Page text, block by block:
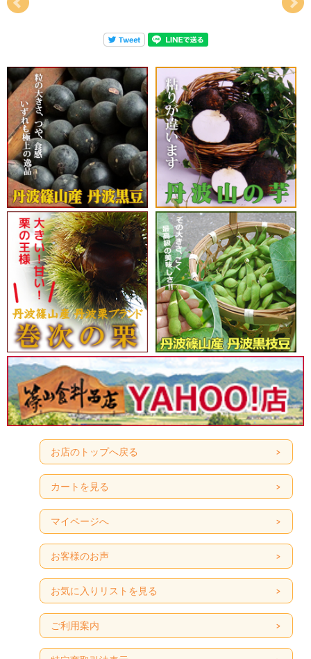
お店のトップへ戻る
カートを見る
マイページへ
お客様のお声
お気に入りリストを見る
ご利用案内